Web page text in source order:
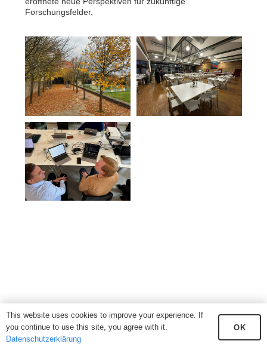
Forschungsfelder.
This website uses cookies to improve your experience. If
you continue to use this site, you agree with it.
Datenschutzerklärung
OK